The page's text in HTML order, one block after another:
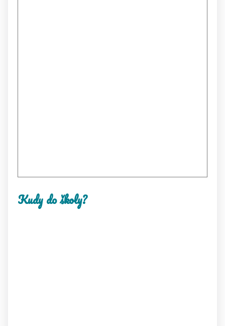
Kudy do školy?